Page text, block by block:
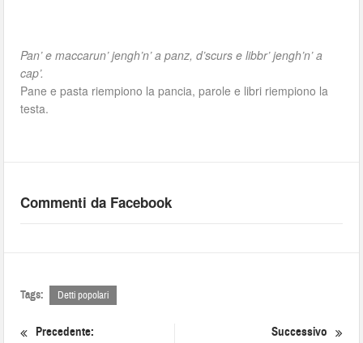
Pan’ e maccarun’ jengh’n’ a panz, d’scurs e libbr’ jengh’n’ a
cap’.
Pane e pasta riempiono la pancia, parole e libri riempiono la
testa.
Commenti da Facebook
Tags: Detti popolari
Precedente: Successivo